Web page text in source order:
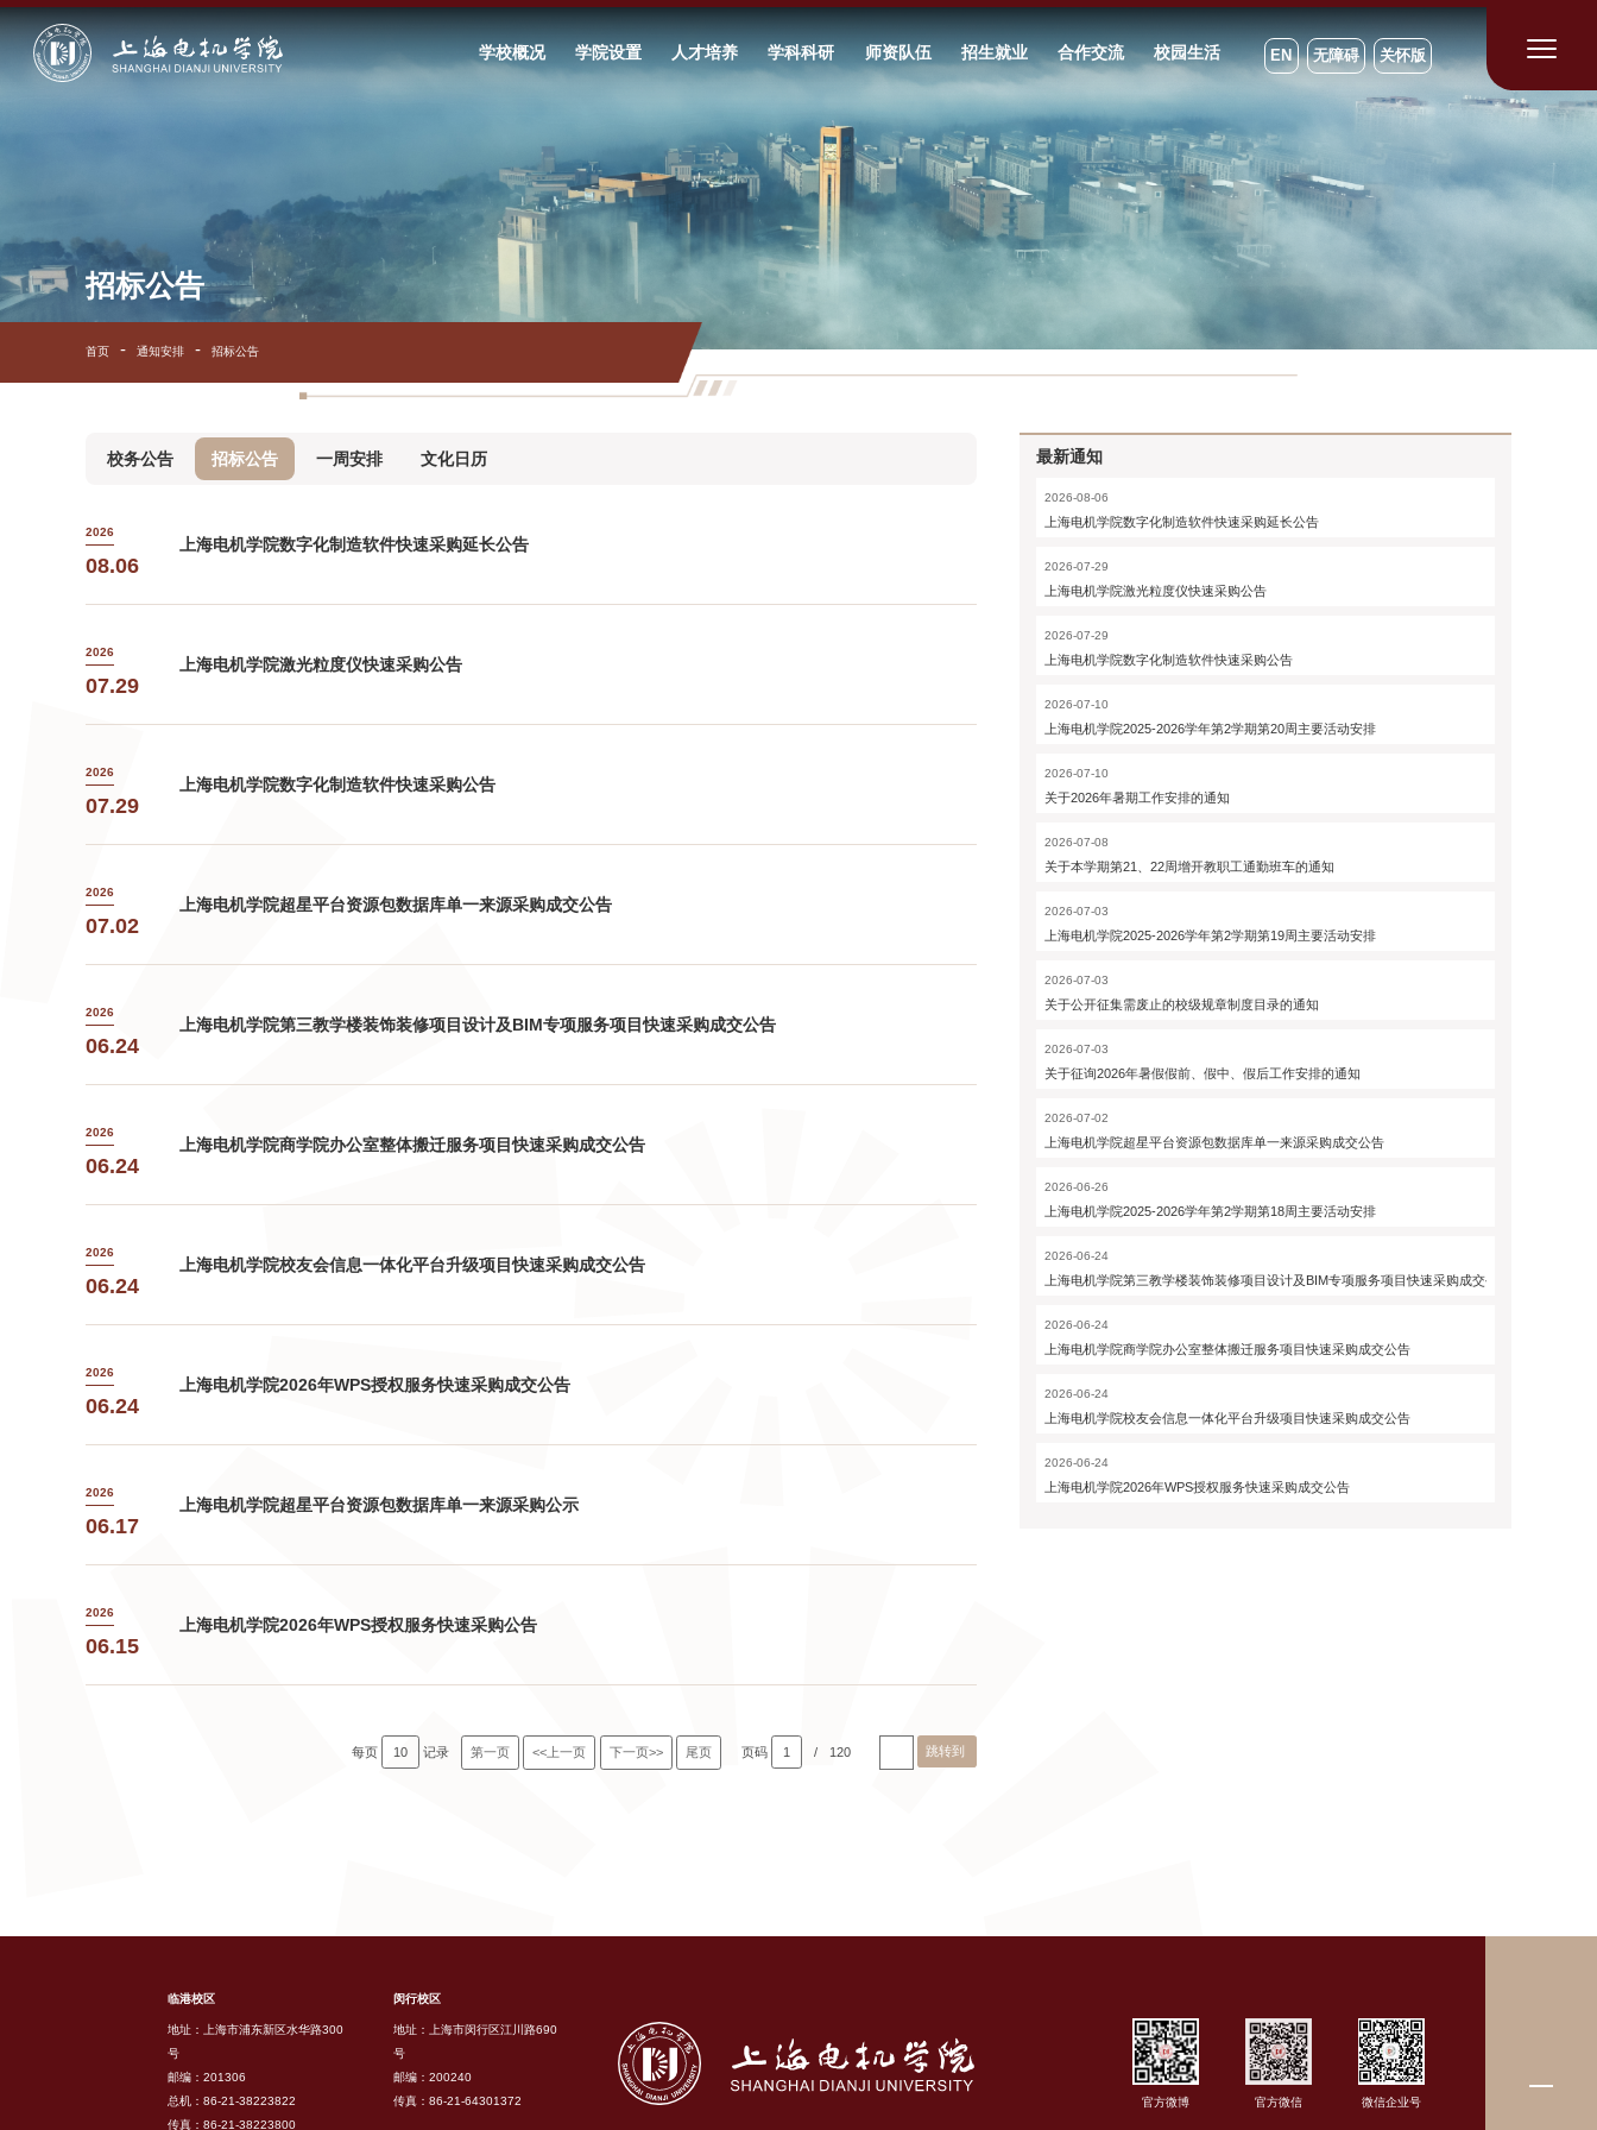
学校概况 学院设置 人才培养 学科科研 师资队伍 招生就业 合作交流 校园生活 EN 无障碍 关怀版
招标公告
首页 通知安排 招标公告
校务公告 招标公告 一周安排 文化日历
2026
08.06
上海电机学院数字化制造软件快速采购延长公告
2026
07.29
上海电机学院激光粒度仪快速采购公告
2026
07.29
上海电机学院数字化制造软件快速采购公告
2026
07.02
上海电机学院超星平台资源包数据库单一来源采购成交公告
2026
06.24
上海电机学院第三教学楼装饰装修项目设计及BIM专项服务项目快速采购成交公告
2026
06.24
上海电机学院商学院办公室整体搬迁服务项目快速采购成交公告
2026
06.24
上海电机学院校友会信息一体化平台升级项目快速采购成交公告
2026
06.24
上海电机学院2026年WPS授权服务快速采购成交公告
2026
06.17
上海电机学院超星平台资源包数据库单一来源采购公示
2026
06.15
上海电机学院2026年WPS授权服务快速采购公告
每页 10 记录 第一页 <<上一页 下一页>> 尾页 页码 1 / 120 跳转到
最新通知
上海电机学院数字化制造软件快速采购延长公告
2026-08-06
上海电机学院激光粒度仪快速采购公告
2026-07-29
上海电机学院数字化制造软件快速采购公告
2026-07-29
上海电机学院2025-2026学年第2学期第20周主要活动安排
2026-07-10
关于2026年暑期工作安排的通知
2026-07-10
关于本学期第21、22周增开教职工通勤班车的通知
2026-07-08
上海电机学院2025-2026学年第2学期第19周主要活动安排
2026-07-03
关于公开征集需废止的校级规章制度目录的通知
2026-07-03
关于征询2026年暑假假前、假中、假后工作安排的通知
2026-07-03
上海电机学院超星平台资源包数据库单一来源采购成交公告
2026-07-02
上海电机学院2025-2026学年第2学期第18周主要活动安排
2026-06-26
上海电机学院第三教学楼装饰装修项目设计及BIM专项服务项目快速采购成交公告
2026-06-24
上海电机学院商学院办公室整体搬迁服务项目快速采购成交公告
2026-06-24
上海电机学院校友会信息一体化平台升级项目快速采购成交公告
2026-06-24
上海电机学院2026年WPS授权服务快速采购成交公告
2026-06-24
临港校区
地址：上海市浦东新区水华路300
号
邮编：201306
总机：86-21-38223822
传真：86-21-38223800
闵行校区
地址：上海市闵行区江川路690
号
邮编：200240
传真：86-21-64301372
官方微博 官方微信 微信企业号